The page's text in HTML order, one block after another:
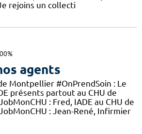
rejoins un collecti
agents
Montpellier #OnPrendSoin : Le
présents partout au CHU de
: Fred, IADE au CHU de
: Jean-René, Infirmier